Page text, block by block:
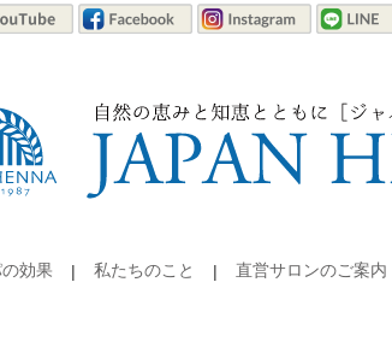
効果 私たちのこと 直営サロンのご案内